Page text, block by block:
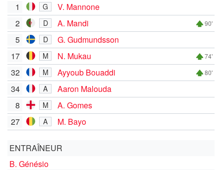
1 G
V. Mannone
2
D A. Mandi 90'
5 D
G. Gudmundsson
17
M N. Mukau 74'
32 M Ayyoub Bouaddi 80'
34 A
Aaron Malouda
8
M
A. Gomes
27
A M. Bayo
ENTRAÎNEUR
B. Génésio